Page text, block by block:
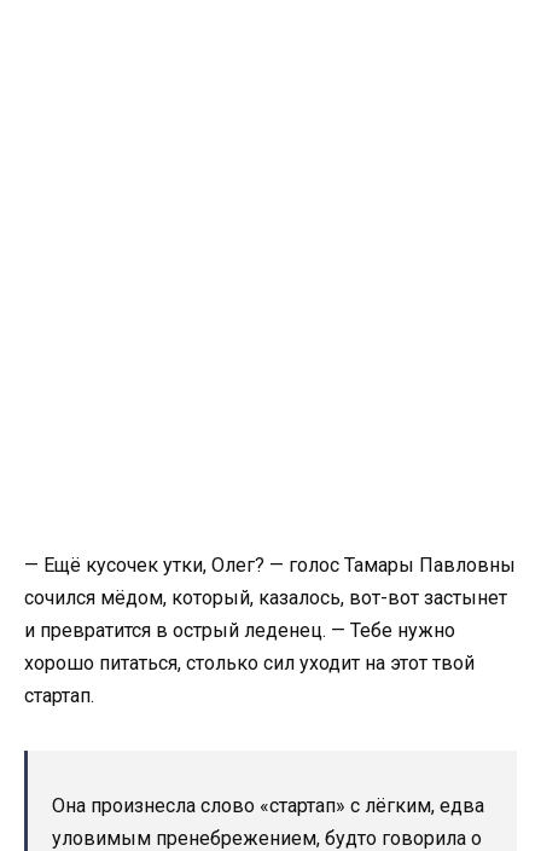
— Ещё кусочек утки, Олег? — голос Тамары Павловны
сочился мёдом, который, казалось, вот-вот застынет
и превратится в острый леденец. — Тебе нужно
хорошо питаться, столько сил уходит на этот твой
стартап.
Она произнесла слово «стартап» с лёгким, едва
уловимым пренебрежением, будто говорила о